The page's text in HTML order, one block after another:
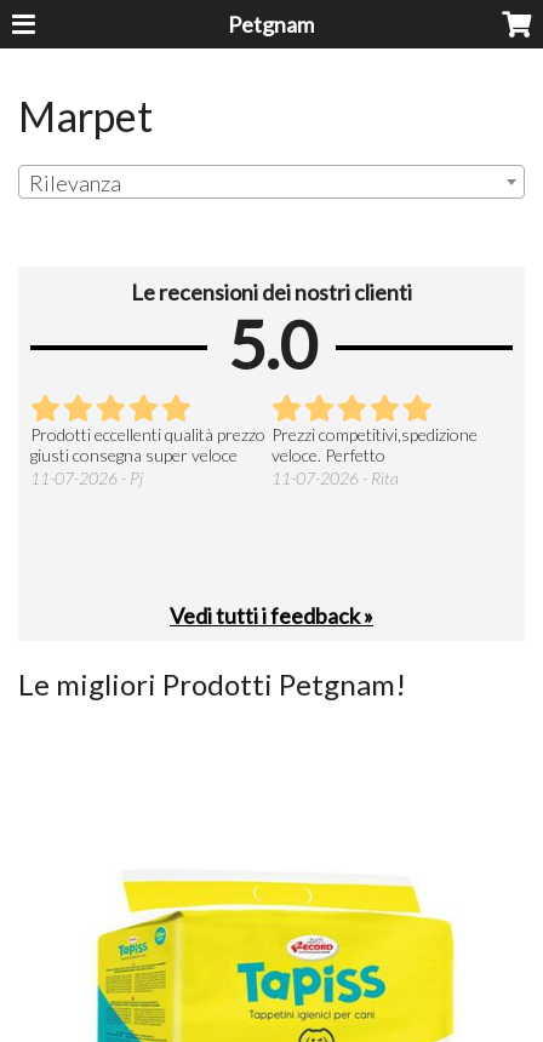
Petgnam
Marpet
Rilevanza
Le recensioni dei nostri clienti
5.0
Prodotti eccellenti qualità prezzo
giusti consegna super veloce
11-07-2026 - Pj
Prezzi competitivi,spedizione
veloce. Perfetto
11-07-2026 - Rita
Vedi tutti i feedback »
Le migliori Prodotti Petgnam!